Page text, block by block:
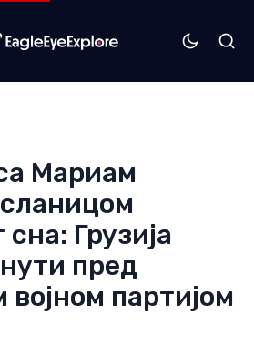
Мариам
сна: Грузија
пред
војном партијом